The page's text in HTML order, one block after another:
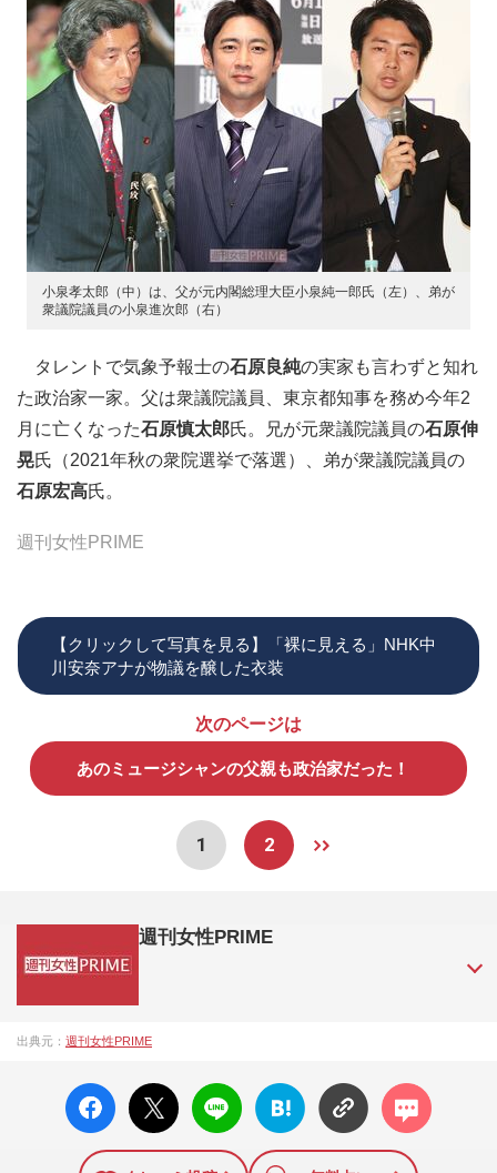
小泉孝太郎（中）は、父が元内閣総理大臣小泉純一郎氏（左）、弟が
衆議院議員の小泉進次郎（右）
タレントで気象予報士の石原良純の実家も言わずと知れ
た政治家一家。父は衆議院議員、東京都知事を務め今年2
月に亡くなった石原慎太郎氏。兄が元衆議院議員の石原伸
晃氏（2021年秋の衆院選挙で落選）、弟が衆議院議員の
石原宏高氏。
週刊女性PRIME
【クリックして写真を見る】「裸に見える」NHK中
川安奈アナが物議を醸した衣装
次のページは
あのミュージシャンの父親も政治家だった！
1 2
週刊女性PRIME
成27年）1月に開設された主婦と生活社が運営する日本のニュ
陣の執筆記事を配信するほか、女性週刊誌『週刊女性』の誌
面に掲載された記事から、インターネット利用者層にとって
特に関心の高い題材の記事を、WEB向けにリライトして配信
出典元： 週刊女性PRIME
facebo
ok い
X ポス
ト
LINE
はてな
ブック
に追加
コメン
ト